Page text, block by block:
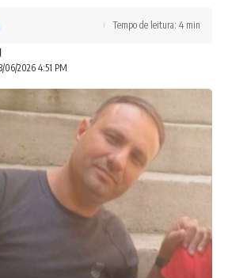
06/2026 4:51 PM
Tempo de leitura: 4 min